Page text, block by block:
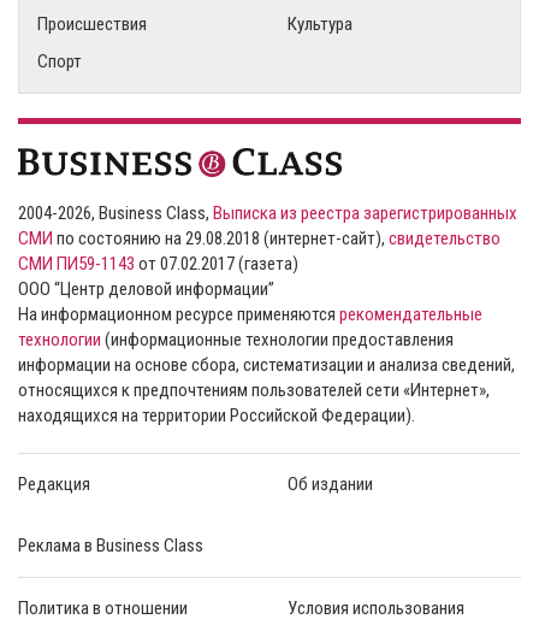
Происшествия
Культура
Спорт
2004-2026, Business Class, Выписка из реестра зарегистрированных
СМИ по состоянию на 29.08.2018 (интернет-сайт), свидетельство
СМИ ПИ59-1143 от 07.02.2017 (газета)
ООО “Центр деловой информации”
На информационном ресурсе применяются рекомендательные
технологии (информационные технологии предоставления
информации на основе сбора, систематизации и анализа сведений,
относящихся к предпочтениям пользователей сети «Интернет»,
находящихся на территории Российской Федерации).
Редакция Об издании
Реклама в Business Class
Политика в отношении Условия использования